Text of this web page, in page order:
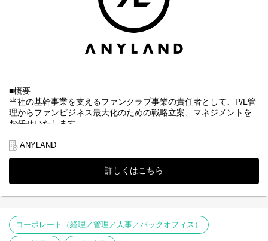
■概要
当社の基幹事業を支えるファンクラブ事業の責任者として、P/L管
理からファンビジネス最大化のための戦略立案、マネジメントを
お任せいたします。
▼当社について
株式会社ANYLAND（
や、公式アプリサービスなどのファンサービス事業を運営してお
り、「すべてのワクワクの裏側に」というミッションの下、アー
ティスト・タレントとファンとの間に絆を深めることを目指して
います。
業界のリーディングカンパニー”として成長することをビジョンと
して掲げ、常に新しい挑戦を恐れず、一人ひとりの感動を共有し
ANYLAND
詳しくはこちら
コーポレート（経理／管理／人事／バックオフィス）